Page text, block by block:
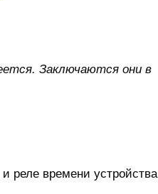
Заключаются они в
реле времени устройства